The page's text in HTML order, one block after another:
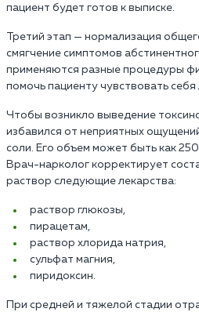
пациент будет готов к выписке.
Третий этап — нормализация
смягчение симптомов
применяются разные процедуры
помочь пациенту чувствовать себя
Чтобы возникло выведение
избавился от неприятных
соли. Его объем может быть как
Врач-нарколог корректирует
раствор следующие лекарства:
раствор глюкозы,
пирацетам,
раствор хлорида натрия,
сульфат магния,
пиридоксин.
При средней и тяжелой стадии